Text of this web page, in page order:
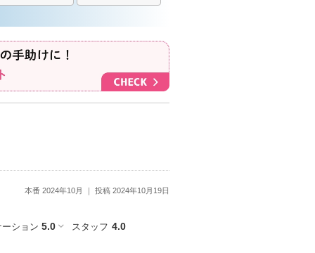
本番 2024年10月 投稿 2024年10月19日
ーション 5.0 スタッフ 4.0